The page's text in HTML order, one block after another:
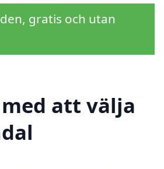
gratis och utan
att välja